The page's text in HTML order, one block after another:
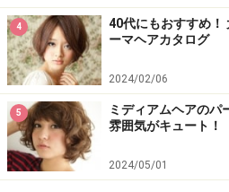
4
40代にもおすすめ！
ーマヘアカタログ
2024/02/06
5
ミディアムヘアの
雰囲気がキュート！
2024/05/01